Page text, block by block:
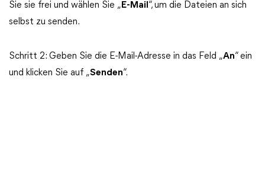
Sie sie frei und wählen Sie „ E-Mail “, um die Dateien an sich
selbst zu senden.
Schritt 2: Geben Sie die E-Mail-Adresse in das Feld „An“ ein
und klicken Sie auf „Senden“.